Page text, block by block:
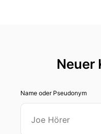
Neuer
Name oder Pseudonym